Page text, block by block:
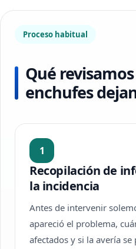
Proceso habitual
Qué
enchufes
1
Recopilación de
la incidencia
Antes de intervenir
apareció el problema,
afectados y si la avería